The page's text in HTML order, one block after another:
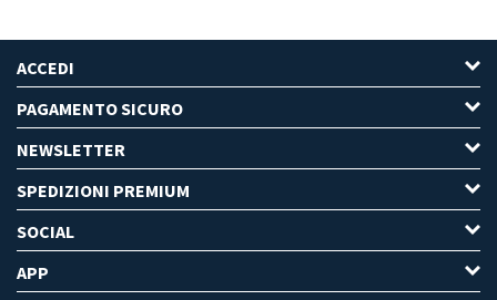
ACCEDI
PAGAMENTO SICURO
NEWSLETTER
SPEDIZIONI PREMIUM
SOCIAL
APP